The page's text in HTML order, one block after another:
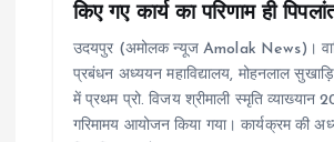
किए गए कार्य का परिणाम ही
उदयपुर (अमोलक न्यूज Amolak News)।
प्रबंधन अध्ययन महाविद्यालय, मोहनलाल
में प्रथम प्रो. विजय श्रीमाली स्मृति व्याख्यान
गरिमामय आयोजन किया गया। कार्यक्रम की